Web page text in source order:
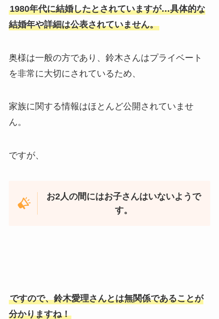
1980年代に結婚したとされていますが…具体的な
結婚年や詳細は公表されていません。
奥様は一般の方であり、鈴木さんはプライベート
を非常に大切にされているため、
家族に関する情報はほとんど公開されていませ
ん。
ですが、
お2人の間にはお子さんはいないようで
す。
ですので、鈴木愛理さんとは無関係であることが
分かりますね！